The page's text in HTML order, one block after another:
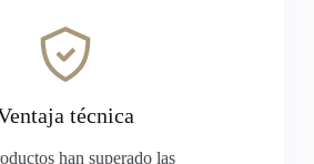
técnica
han superado las